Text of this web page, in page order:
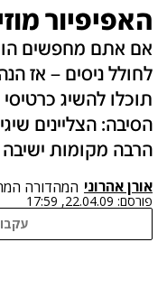
האפיפיור
אם אתם מחפשים
לחולל ניסים – אז
הסיבה: הצליינים
הרבה מקומות
אורן אהרוני המהדורה
פורסם: 22.04.09, 17:59